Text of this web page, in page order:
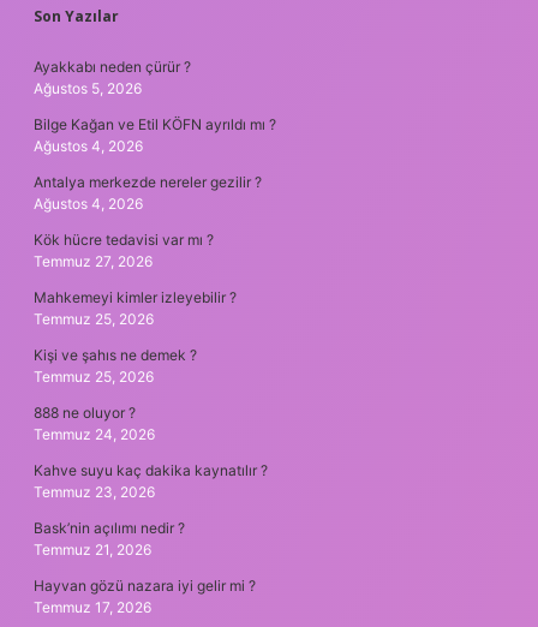
SIDEBAR
Son Yazılar
Ayakkabı neden çürür ?
Ağustos 5, 2026
Bilge Kağan ve Etil KÖFN ayrıldı mı ?
Ağustos 4, 2026
Antalya merkezde nereler gezilir ?
Ağustos 4, 2026
Kök hücre tedavisi var mı ?
Temmuz 27, 2026
Mahkemeyi kimler izleyebilir ?
Temmuz 25, 2026
Kişi ve şahıs ne demek ?
Temmuz 25, 2026
888 ne oluyor ?
Temmuz 24, 2026
Kahve suyu kaç dakika kaynatılır ?
Temmuz 23, 2026
Bask’nin açılımı nedir ?
Temmuz 21, 2026
Hayvan gözü nazara iyi gelir mi ?
Temmuz 17, 2026